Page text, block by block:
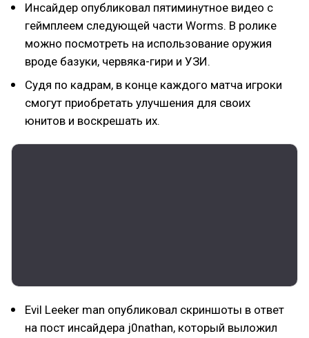
Инсайдер опубликовал пятиминутное видео с
геймплеем следующей части Worms. В ролике
можно посмотреть на использование оружия
вроде базуки, червяка-гири и УЗИ.
Судя по кадрам, в конце каждого матча игроки
смогут приобретать улучшения для своих
юнитов и воскрешать их.
Evil Leeker man опубликовал скриншоты в ответ
на пост инсайдера j0nathan, который выложил